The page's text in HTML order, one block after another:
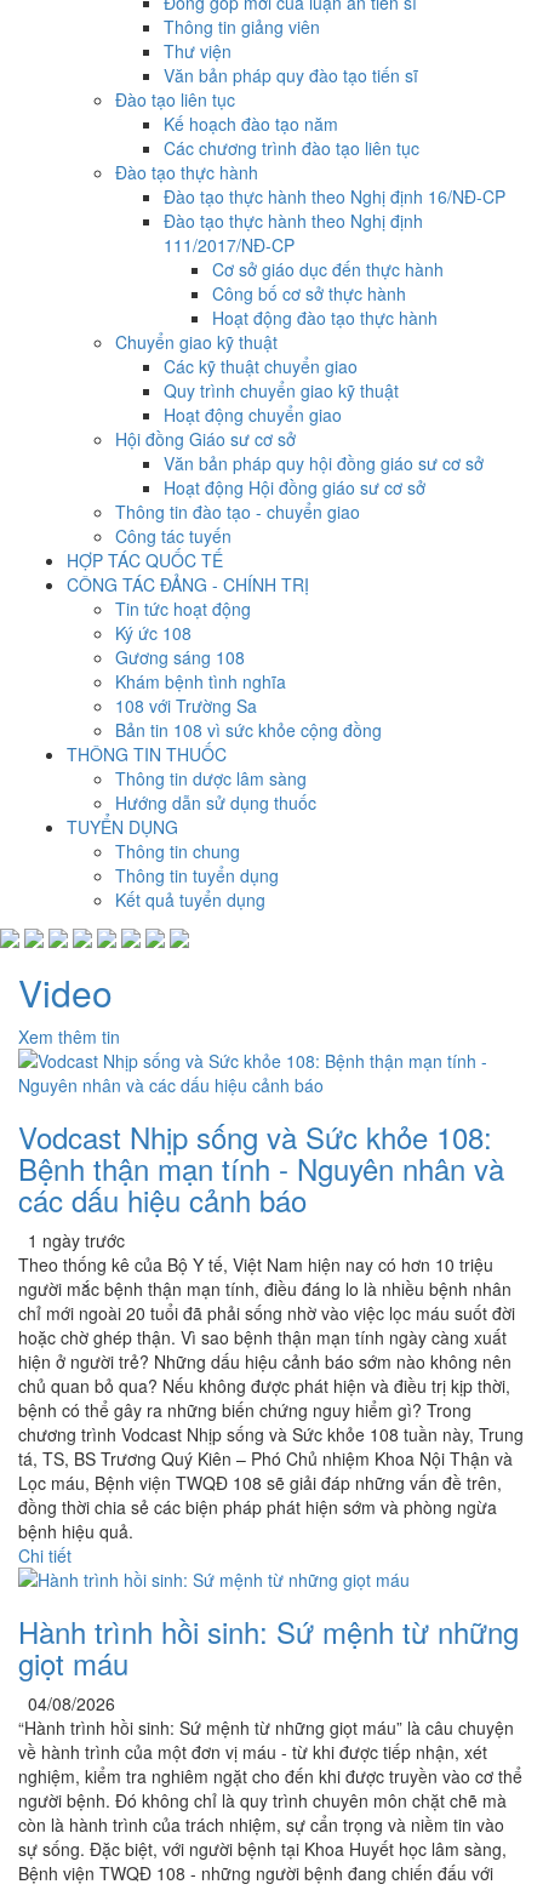
Thông tin giảng viên
Thư viện
Văn bản pháp quy đào tạo tiến sĩ
Đào tạo liên tục
Kế hoạch đào tạo năm
Các chương trình đào tạo liên tục
Đào tạo thực hành
Đào tạo thực hành theo Nghị định 16/NĐ-CP
Đào tạo thực hành theo Nghị định
111/2017/NĐ-CP
Cơ sở giáo dục đến thực hành
Công bố cơ sở thực hành
Hoạt động đào tạo thực hành
Chuyển giao kỹ thuật
Các kỹ thuật chuyển giao
Quy trình chuyển giao kỹ thuật
Hoạt động chuyển giao
Hội đồng Giáo sư cơ sở
Văn bản pháp quy hội đồng giáo sư cơ sở
Hoạt động Hội đồng giáo sư cơ sở
Thông tin đào tạo - chuyển giao
Công tác tuyến
HỢP TÁC QUỐC TẾ
CÔNG TÁC ĐẢNG - CHÍNH TRỊ
Tin tức hoạt động
Ký ức 108
Gương sáng 108
Khám bệnh tình nghĩa
108 với Trường Sa
Bản tin 108 vì sức khỏe cộng đồng
THÔNG TIN THUỐC
Thông tin dược lâm sàng
Hướng dẫn sử dụng thuốc
TUYỂN DỤNG
Thông tin chung
Thông tin tuyển dụng
Kết quả tuyển dụng
Video
Xem thêm tin
Vodcast Nhịp sống và Sức khỏe 108:
Bệnh thận mạn tính - Nguyên nhân và
các dấu hiệu cảnh báo
1 ngày trước
Theo thống kê của Bộ Y tế, Việt Nam hiện nay có hơn 10 triệu
người mắc bệnh thận mạn tính, điều đáng lo là nhiều bệnh nhân
chỉ mới ngoài 20 tuổi đã phải sống nhờ vào việc lọc máu suốt đời
hoặc chờ ghép thận. Vì sao bệnh thận mạn tính ngày càng xuất
hiện ở người trẻ? Những dấu hiệu cảnh báo sớm nào không nên
chủ quan bỏ qua? Nếu không được phát hiện và điều trị kịp thời,
bệnh có thể gây ra những biến chứng nguy hiểm gì? Trong
chương trình Vodcast Nhịp sống và Sức khỏe 108 tuần này, Trung
tá, TS, BS Trương Quý Kiên – Phó Chủ nhiệm Khoa Nội Thận và
Lọc máu, Bệnh viện TWQĐ 108 sẽ giải đáp những vấn đề trên,
đồng thời chia sẻ các biện pháp phát hiện sớm và phòng ngừa
bệnh hiệu quả.
Chi tiết
Hành trình hồi sinh: Sứ mệnh từ những
giọt máu
04/08/2026
“Hành trình hồi sinh: Sứ mệnh từ những giọt máu” là câu chuyện
về hành trình của một đơn vị máu - từ khi được tiếp nhận, xét
nghiệm, kiểm tra nghiêm ngặt cho đến khi được truyền vào cơ thể
người bệnh. Đó không chỉ là quy trình chuyên môn chặt chẽ mà
còn là hành trình của trách nhiệm, sự cẩn trọng và niềm tin vào
sự sống. Đặc biệt, với người bệnh tại Khoa Huyết học lâm sàng,
Bệnh viện TWQĐ 108 - những người bệnh đang chiến đấu với